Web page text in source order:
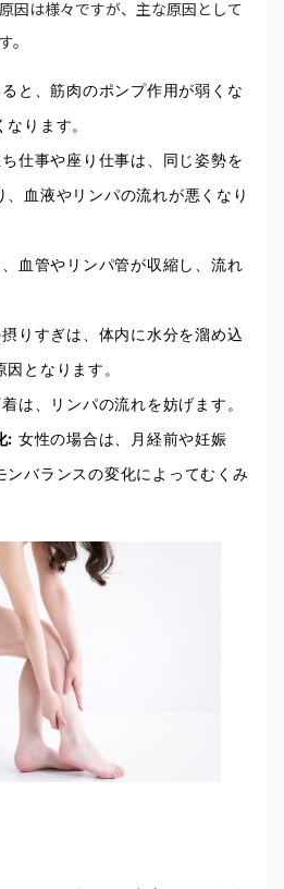
因は様々ですが、主な原因として
。
と、筋肉のポンプ作用が弱くな
ります。
仕事や座り仕事は、同じ姿勢を
血液やリンパの流れが悪くなり
血管やリンパ管が収縮し、流れ
りすぎは、体内に水分を溜め込
となります。
は、リンパの流れを妨げます。
: 女性の場合は、月経前や妊娠
ンバランスの変化によってむくみ